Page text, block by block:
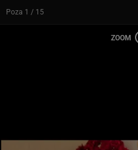
Poza 1 / 15